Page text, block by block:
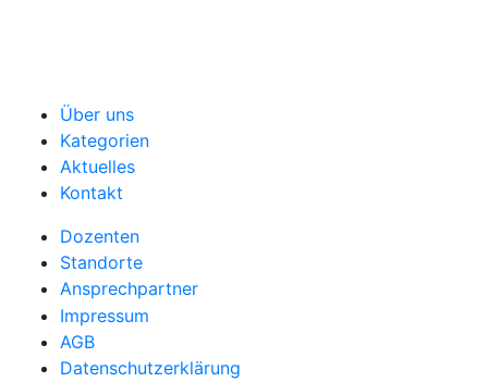
Über uns
Kategorien
Aktuelles
Kontakt
Dozenten
Standorte
Ansprechpartner
Impressum
AGB
Datenschutzerklärung